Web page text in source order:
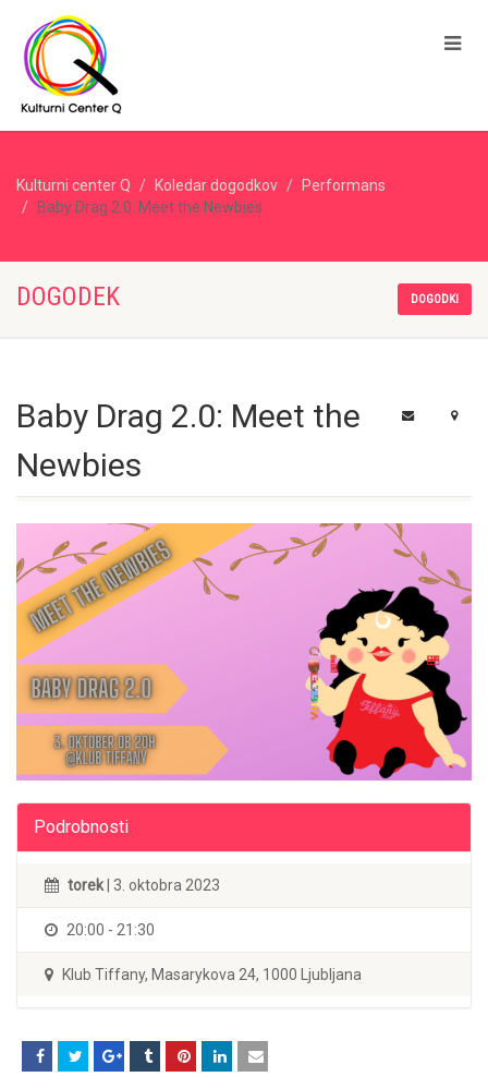
Kulturni center Q Koledar dogodkov
Performans
Baby Drag 2.0: Meet the Newbies
DOGODEK DOGODKI
Baby Drag 2.0: Meet the
Newbies
Podrobnosti
torek | 3. oktobra 2023
20:00 - 21:30
Klub Tiffany, Masarykova 24, 1000 Ljubljana